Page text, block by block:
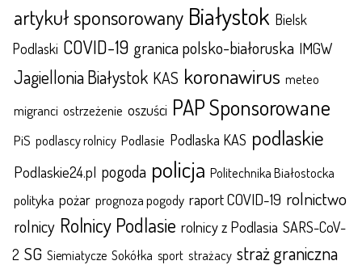
artykuł sponsorowany Białystok Bielsk
Podlaski COVID-19 granica polsko-białoruska IMGW
Jagiellonia Białystok KAS koronawirus meteo
migranci ostrzeżenie oszuści PAP Sponsorowane
PiS podlascy rolnicy Podlasie Podlaska KAS podlaskie
Podlaskie24.pl pogoda policja Politechnika Białostocka
polityka pożar prognoza pogody raport COVID-19 rolnictwo
rolnicy Rolnicy Podlasie rolnicy z Podlasia SARS-CoV-
2 SG Siemiatycze Sokółka sport strażacy straż graniczna